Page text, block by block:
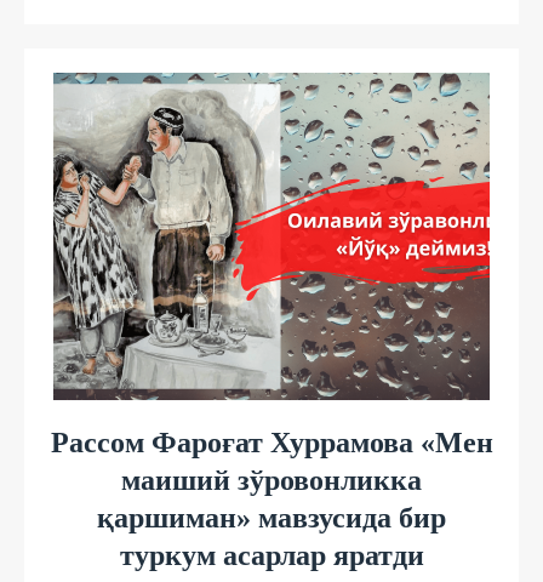
Рассом Фароғат Хуррамова «Мен
маиший зўровонликка
қаршиман» мавзусида бир
туркум асарлар яратди